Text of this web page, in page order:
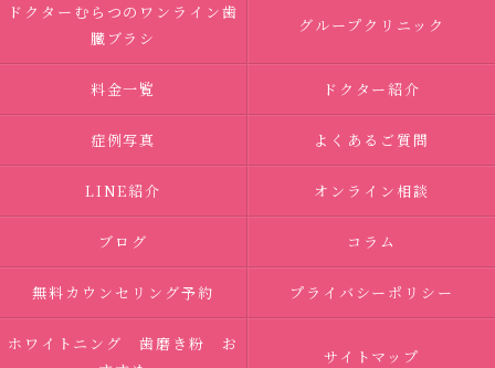
ドクターむらつのワンライン歯
臓ブラシ
グループクリニック
料金一覧 ドクター紹介
症例写真 よくあるご質問
LINE紹介 オンライン相談
ブログ コラム
無料カウンセリング予約 プライバシーポリシー
ホワイトニング 歯磨き粉 お
サイトマップ